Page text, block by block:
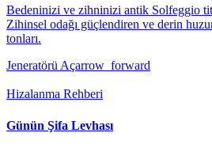
Bedeninizi ve zihninizi antik Solfeggio
Zihinsel odağı güçlendiren ve derin
tonları.
Jeneratörü Açarrow_forward
Hizalanma Rehberi
Günün Şifa Levhası